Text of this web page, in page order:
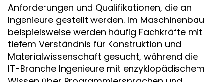
Anforderungen und Qualifikationen, die an
Ingenieure gestellt werden. Im Maschinenbau
beispielsweise werden häufig Fachkräfte mit
tiefem Verständnis für Konstruktion und
Materialwissenschaft gesucht, während die
IT-Branche Ingenieure mit enzyklopädischem